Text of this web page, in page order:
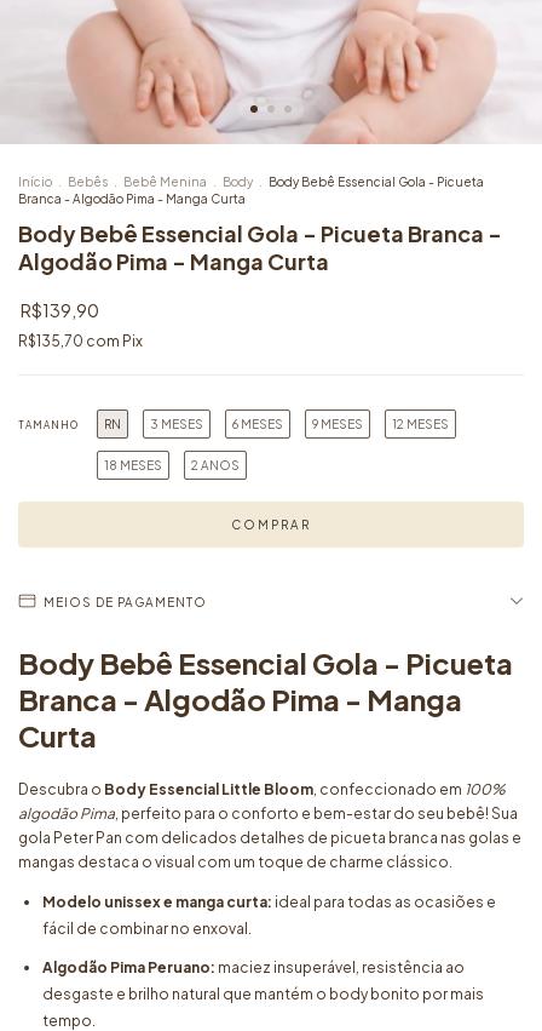
Início Bebês Bebê Menina Body
Body Bebê Essencial Gola - Picueta
Branca - Algodão Pima - Manga Curta
Body Bebê Essencial Gola - Picueta Branca -
Algodão Pima - Manga Curta
R$139,90
R$135,70 com Pix
TAMANHO RN 3 MESES 6 MESES 9 MESES 12 MESES
18 MESES 2 ANOS
MEIOS DE PAGAMENTO
Body Bebê Essencial Gola - Picueta
Branca - Algodão Pima - Manga
Curta
Descubra o Body Essencial Little Bloom , confeccionado em 100%
algodão Pima , perfeito para o conforto e bem-estar do seu bebê! Sua
gola Peter Pan com delicados detalhes de picueta branca nas golas e
mangas destaca o visual com um toque de charme clássico.
Modelo unissex e manga curta: ideal para todas as ocasiões e
fácil de combinar no enxoval.
Algodão Pima Peruano: maciez insuperável, resistência ao
desgaste e brilho natural que mantém o body bonito por mais
tempo.